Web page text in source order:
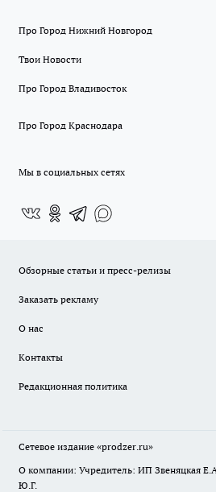
Про Город Нижний Новгород
Твои Новости
Про Город Владивосток
Про Город Краснодара
Мы в социальных сетях
Обзорные статьи и пресс-релизы
Заказать рекламу
О нас
Контакты
Редакционная политика
Сетевое издание «prodzer.ru»
О компании: Учредитель: ИП Звеняцкая
Ю.Г.